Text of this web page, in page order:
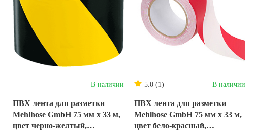
В наличии
ПВХ лента для разметки
Mehlhose GmbH 75 мм х 33 м,
цвет черно-желтый,
5.0 (1) В наличии
ПВХ лента для разметки
Mehlhose GmbH 75 мм х 33 м,
цвет бело-красный,